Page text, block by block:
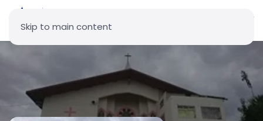
Skip to main content